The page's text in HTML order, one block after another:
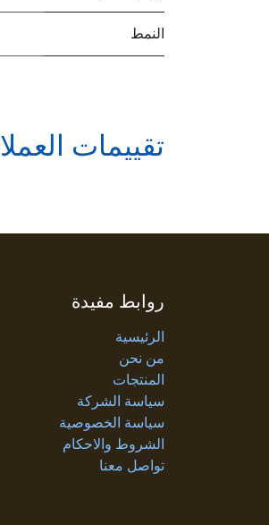
النمط
تقييمات
روابط مفيدة
الرئيسية
من نحن
المنتجات
سياسة الشركة
سياسة الخصوصية
الشروط والاحكام
تواصل معنا